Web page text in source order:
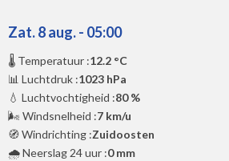
Zat. 8 aug. - 05:00
🌡️ Temperatuur :12.2 °C
📊 Luchtdruk :1023 hPa
💧 Luchtvochtigheid :80 %
🌬️ Windsnelheid :7 km/u
🧭 Windrichting :Zuidoosten
🌧️ Neerslag 24 uur :0 mm